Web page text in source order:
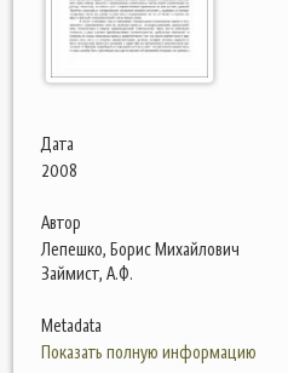
Дата
2008
Автор
Лепешко, Борис Михайлович
Займист, А.Ф.
Metadata
Показать полную информацию